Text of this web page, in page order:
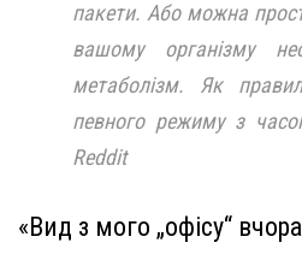
пакети. Або можна
вашому організму
метаболізм. Як
певного режиму з
Reddit
«Вид з мого „офісу“